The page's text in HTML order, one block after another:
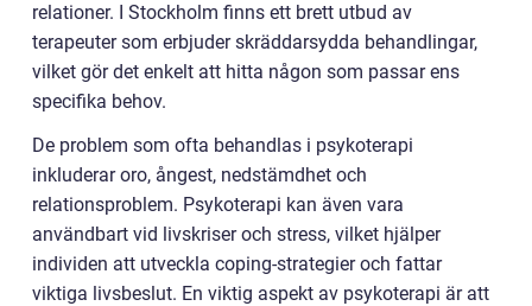
relationer. I Stockholm finns ett brett utbud av
terapeuter som erbjuder skräddarsydda behandlingar,
vilket gör det enkelt att hitta någon som passar ens
specifika behov.
De problem som ofta behandlas i psykoterapi
inkluderar oro, ångest, nedstämdhet och
relationsproblem. Psykoterapi kan även vara
användbart vid livskriser och stress, vilket hjälper
individen att utveckla coping-strategier och fattar
viktiga livsbeslut. En viktig aspekt av psykoterapi är att